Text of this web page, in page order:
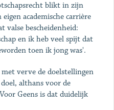
blikt in zijn
academische carrière
valse bescheidenheid:
en ik heb veel spijt dat
toen ik jong was'.
verve de doelstellingen
althans voor de
Geens is dat duidelijk